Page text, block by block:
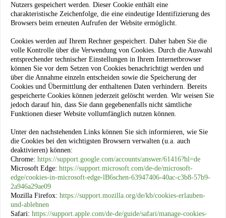
Nutzers gespeichert werden. Dieser Cookie enthält eine
charakteristische Zeichenfolge, die eine eindeutige Identifizierung des
Browsers beim erneuten Aufrufen der Website ermöglicht.
Cookies werden auf Ihrem Rechner gespeichert. Daher haben Sie die
volle Kontrolle über die Verwendung von Cookies. Durch die Auswahl
entsprechender technischer Einstellungen in Ihrem Internetbrowser
können Sie vor dem Setzen von Cookies benachrichtigt werden und
über die Annahme einzeln entscheiden sowie die Speicherung der
Cookies und Übermittlung der enthaltenen Daten verhindern. Bereits
gespeicherte Cookies können jederzeit gelöscht werden. Wir weisen Sie
jedoch darauf hin, dass Sie dann gegebenenfalls nicht sämtliche
Funktionen dieser Website vollumfänglich nutzen können.
Unter den nachstehenden Links können Sie sich informieren, wie Sie
die Cookies bei den wichtigsten Browsern verwalten (u.a. auch
deaktivieren) können:
Chrome: https://support.google.com/accounts/answer/61416?hl=de
Microsoft Edge: https://support.microsoft.com/de-de/microsoft-
edge/cookies-in-microsoft-edge-lB6schen-63947406-40ac-c3b8-57b9-
2a946a29ae09
Mozilla Firefox: https://support.mozilla.org/de/kb/cookies-erlauben-
und-ablehnen
Safari: https://support.apple.com/de-de/guide/safari/manage-cookies-